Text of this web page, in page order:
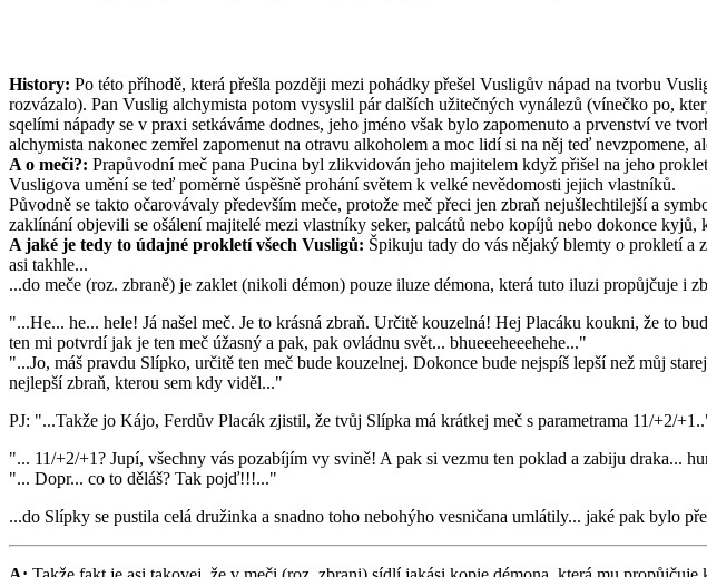
History: Po této příhodě, která přešla později mezi pohádky přešel Vusligův nápad na tvorbu
rozvázalo). Pan Vuslig alchymista potom vysyslil pár dalších užitečných vynálezů (vínečko po,
sqelími nápady se v praxi setkáváme dodnes, jeho jméno však bylo zapomenuto a prvenství ve
alchymista nakonec zemřel zapomenut na otravu alkoholem a moc lidí si na něj teď nevzpomene,
A o meči?: Prapůvodní meč pana Pucina byl zlikvidován jeho majitelem když přišel na jeho
Vusligova umění se teď poměrně úspěšně prohání světem k velké nevědomosti jejich vlastníků.
Původně se takto očarovávaly především meče, protože meč přeci jen zbraň nejušlechtilejší a
zaklínání objevili se ošálení majitelé mezi vlastníky seker, palcátů nebo kopíjů nebo dokonce kyjů,
A jaké je tedy to údajné prokletí všech Vusligů: Špikuju tady do vás nějaký blemty o prokletí a
asi takhle...
...do meče (roz. zbraně) je zaklet (nikoli démon) pouze iluze démona, která tuto iluzi propůjčuje i
"...He... he... hele! Já našel meč. Je to krásná zbraň. Určitě kouzelná! Hej Placáku koukni, že to
ten mi potvrdí jak je ten meč úžasný a pak, pak ovládnu svět... bhueeeheeehehe..."
"...Jo, máš pravdu Slípko, určitě ten meč bude kouzelnej. Dokonce bude nejspíš lepší než můj
nejlepší zbraň, kterou sem kdy viděl..."
PJ: "...Takže jo Kájo, Ferdův Placák zjistil, že tvůj Slípka má krátkej meč s parametrama 11/+2/
"... 11/+2/+1? Jupí, všechny vás pozabíjím vy svině! A pak si vezmu ten poklad a zabiju draka...
"... Dopr... co to děláš? Tak pojď!!!..."
...do Slípky se pustila celá družinka a snadno toho nebohýho vesničana umlátily... jaké pak bylo